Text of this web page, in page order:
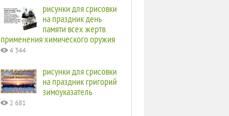
рисунки для срисовки
на праздник день
памяти всех жертв
применения химического оружия
4 344
рисунки для срисовки
на праздник григорий
зимоуказатель
2 681